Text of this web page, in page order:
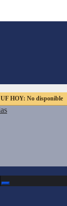
UF HOY: No disponible